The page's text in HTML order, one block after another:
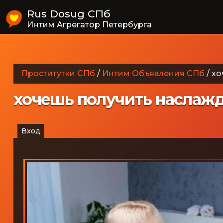
Rus Dosug СПб
Интим Агрегатор Петербурга
Проститутки СПб / Интим Объявления СПб /
хочешь получить
Вход